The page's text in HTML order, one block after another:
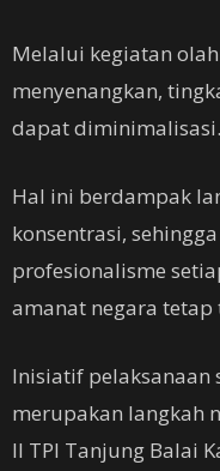
Melalui kegiatan
menyenangkan,
dapat diminimalisasi.
Hal ini berdampak
konsentrasi,
profesionalisme
amanat negara
Inisiatif pelaksanaan
merupakan langkah
II TPI Tanjung Balai